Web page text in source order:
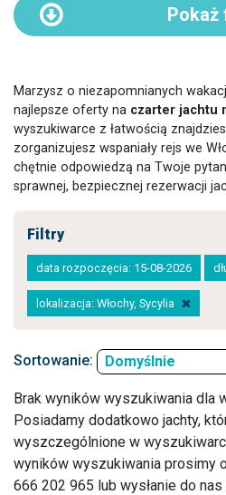
Pokaż
Marzysz o niezapomnianych
najlepsze oferty na czarter jachtu
wyszukiwarce z łatwością
zorganizujesz wspaniały rejs we
chętnie odpowiedzą na Twoje
sprawnej, bezpiecznej rezerwacji
Filtry
data rozpoczęcia: 15-08-2026
lokalizacja: Włochy, Sycylia
Sortowanie: Domyślnie
Brak wyników wyszukiwania dla
Posiadamy dodatkowo jachty,
wyszczególnione w
wyników wyszukiwania prosimy
666 202 965 lub wysłanie do nas